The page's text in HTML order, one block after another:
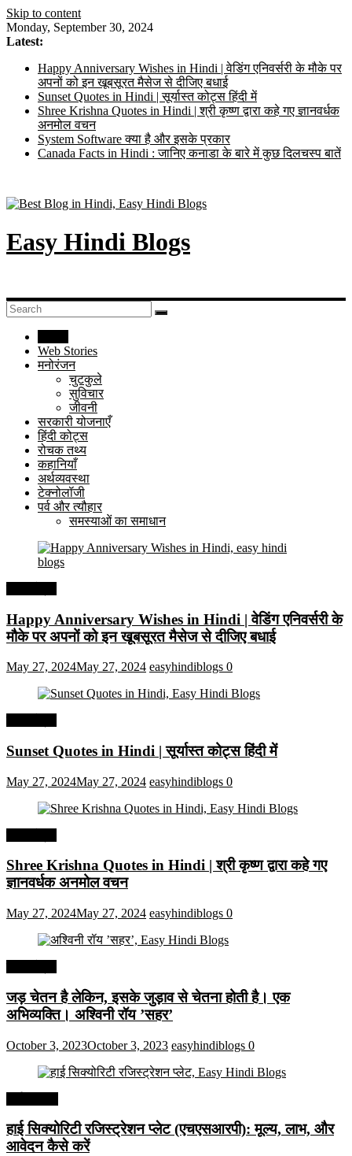
Skip to content
Monday, September 30, 2024
Latest:
Happy Anniversary Wishes in Hindi | वेडिंग एनिवर्सरी के मौके पर
अपनों को इन खूबसूरत मैसेज से दीजिए बधाई
Sunset Quotes in Hindi | सूर्यास्त कोट्स हिंदी में
Shree Krishna Quotes in Hindi | श्री कृष्ण द्वारा कहे गए ज्ञानवर्धक
अनमोल वचन
System Software क्या है और इसके प्रकार
Canada Facts in Hindi : जानिए कनाडा के बारे में कुछ दिलचस्प बातें
Easy Hindi Blogs
Web Stories
मनोरंजन
चुटकुले
सुविचार
जीवनी
सरकारी योजनाएँ
हिंदी कोट्स
रोचक तथ्य
कहानियाँ
अर्थव्यवस्था
टेक्नोलॉजी
पर्व और त्यौहार
समस्याओं का समाधान
Happy Anniversary Wishes in Hindi | वेडिंग एनिवर्सरी के
मौके पर अपनों को इन खूबसूरत मैसेज से दीजिए बधाई
May 27, 2024May 27, 2024 easyhindiblogs 0
Sunset Quotes in Hindi | सूर्यास्त कोट्स हिंदी में
May 27, 2024May 27, 2024 easyhindiblogs 0
Shree Krishna Quotes in Hindi | श्री कृष्ण द्वारा कहे गए
ज्ञानवर्धक अनमोल वचन
May 27, 2024May 27, 2024 easyhindiblogs 0
जड़ चेतन है लेकिन, इसके जुड़ाव से चेतना होती है। एक
अभिव्यक्ति। अश्विनी रॉय ’सहर’
October 3, 2023October 3, 2023 easyhindiblogs 0
हाई सिक्योरिटी रजिस्ट्रेशन प्लेट (एचएसआरपी): मूल्य, लाभ, और
आवेदन कैसे करें